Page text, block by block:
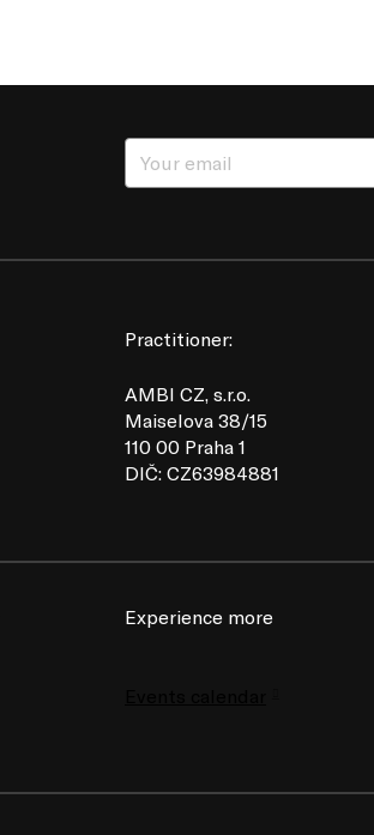
Practitioner:
AMBI CZ, s.r.o.
Maiselova 38/15
110 00 Praha 1
DIČ: CZ63984881
Experience more